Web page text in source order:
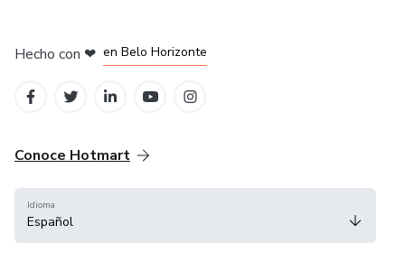
Hecho con ❤ en Belo Horizonte
Conoce Hotmart
Idioma
Español